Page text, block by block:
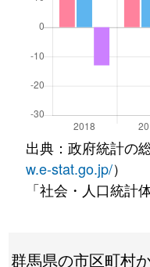
出典：政府統計の
w.e-stat.go.jp/）
「社会・人口統計
群馬県の市区町村